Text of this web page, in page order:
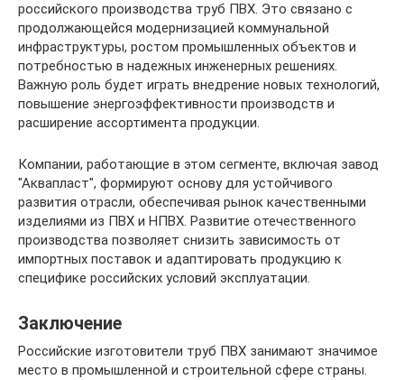
российского производства труб ПВХ. Это связано с
продолжающейся модернизацией коммунальной
инфраструктуры, ростом промышленных объектов и
потребностью в надежных инженерных решениях.
Важную роль будет играть внедрение новых технологий,
повышение энергоэффективности производств и
расширение ассортимента продукции.
Компании, работающие в этом сегменте, включая завод
"Аквапласт", формируют основу для устойчивого
развития отрасли, обеспечивая рынок качественными
изделиями из ПВХ и НПВХ. Развитие отечественного
производства позволяет снизить зависимость от
импортных поставок и адаптировать продукцию к
специфике российских условий эксплуатации.
Заключение
Российские изготовители труб ПВХ занимают значимое
место в промышленной и строительной сфере страны.